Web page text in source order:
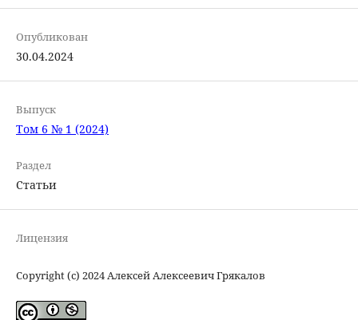
Опубликован
30.04.2024
Выпуск
Том 6 № 1 (2024)
Раздел
Статьи
Лицензия
Copyright (c) 2024 Алексей Алексеевич Грякалов